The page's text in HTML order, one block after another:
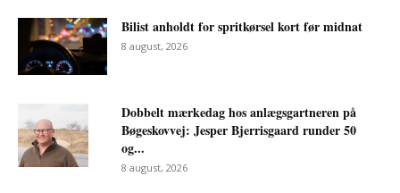
Bilist anholdt for spritkørsel kort før midnat
8 august, 2026
Dobbelt mærkedag hos anlægsgartneren på
Bøgeskovvej: Jesper Bjerrisgaard runder 50
og...
8 august, 2026